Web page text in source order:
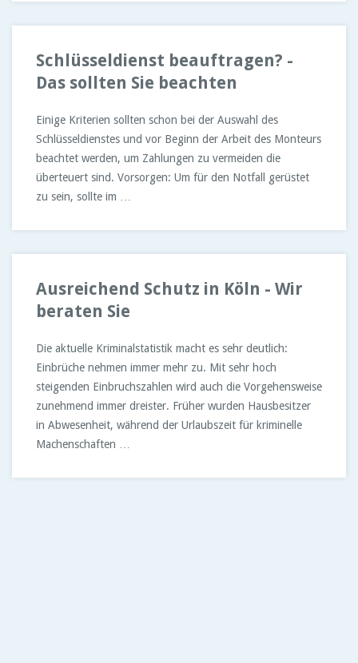
Schlüsseldienst beauftragen? -
Das sollten Sie beachten
Einige Kriterien sollten schon bei der Auswahl des
Schlüsseldienstes und vor Beginn der Arbeit des Monteurs
beachtet werden, um Zahlungen zu vermeiden die
überteuert sind. Vorsorgen: Um für den Notfall gerüstet
zu sein, sollte im …
Ausreichend Schutz in Köln - Wir
beraten Sie
Die aktuelle Kriminalstatistik macht es sehr deutlich:
Einbrüche nehmen immer mehr zu. Mit sehr hoch
steigenden Einbruchszahlen wird auch die Vorgehensweise
zunehmend immer dreister. Früher wurden Hausbesitzer
in Abwesenheit, während der Urlaubszeit für kriminelle
Machenschaften …